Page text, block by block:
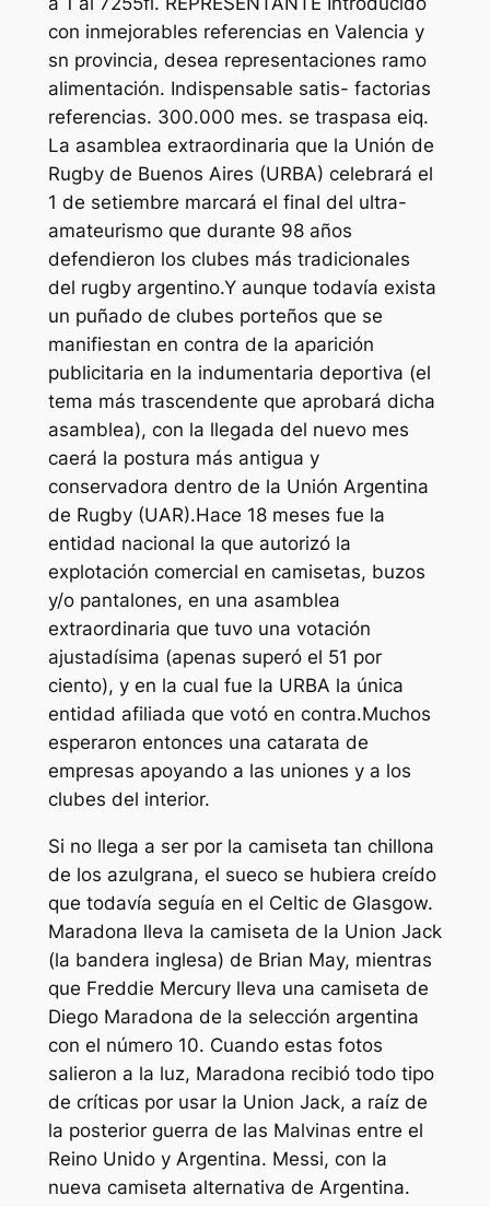
con inmejorables referencias en Valencia y
sn provincia, desea representaciones ramo
alimentación. Indispensable satis- factorias
referencias. 300.000 mes. se traspasa eiq.
La asamblea extraordinaria que la Unión de
Rugby de Buenos Aires (URBA) celebrará el
1 de setiembre marcará el final del ultra-
amateurismo que durante 98 años
defendieron los clubes más tradicionales
del rugby argentino.Y aunque todavía exista
un puñado de clubes porteños que se
manifiestan en contra de la aparición
publicitaria en la indumentaria deportiva (el
tema más trascendente que aprobará dicha
asamblea), con la llegada del nuevo mes
caerá la postura más antigua y
conservadora dentro de la Unión Argentina
de Rugby (UAR).Hace 18 meses fue la
entidad nacional la que autorizó la
explotación comercial en camisetas, buzos
y/o pantalones, en una asamblea
extraordinaria que tuvo una votación
ajustadísima (apenas superó el 51 por
ciento), y en la cual fue la URBA la única
entidad afiliada que votó en contra.Muchos
esperaron entonces una catarata de
empresas apoyando a las uniones y a los
clubes del interior.
Si no llega a ser por la camiseta tan chillona
de los azulgrana, el sueco se hubiera creído
que todavía seguía en el Celtic de Glasgow.
Maradona lleva la camiseta de la Union Jack
(la bandera inglesa) de Brian May, mientras
que Freddie Mercury lleva una camiseta de
Diego Maradona de la selección argentina
con el número 10. Cuando estas fotos
salieron a la luz, Maradona recibió todo tipo
de críticas por usar la Union Jack, a raíz de
la posterior guerra de las Malvinas entre el
Reino Unido y Argentina. Messi, con la
nueva camiseta alternativa de Argentina.